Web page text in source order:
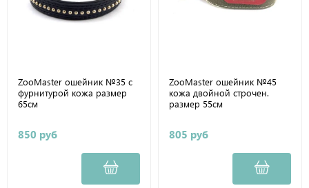
ZooMaster ошейник №35 с
фурнитурой кожа размер
65см
850 руб
ZooMaster ошейник №45
кожа двойной строчен.
размер 55см
805 руб